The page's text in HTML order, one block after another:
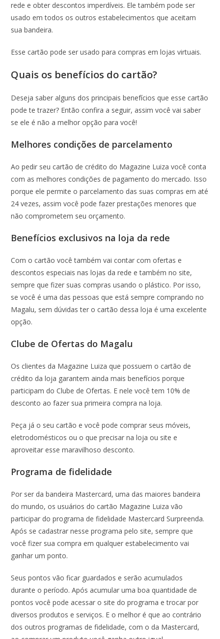
rede e obter descontos imperdíveis. Ele também pode ser
usado em todos os outros estabelecimentos que aceitam
sua bandeira.
Esse cartão pode ser usado para compras em lojas virtuais.
Quais os benefícios do cartão?
Deseja saber alguns dos principais benefícios que esse cartão
pode te trazer? Então confira a seguir, assim você vai saber
se ele é não a melhor opção para você!
Melhores condições de parcelamento
Ao pedir seu cartão de crédito do Magazine Luiza você conta
com as melhores condições de pagamento do mercado. Isso
porque ele permite o parcelamento das suas compras em até
24 vezes, assim você pode fazer prestações menores que
não comprometem seu orçamento.
Benefícios exclusivos na loja da rede
Com o cartão você também vai contar com ofertas e
descontos especiais nas lojas da rede e também no site,
sempre que fizer suas compras usando o plástico. Por isso,
se você é uma das pessoas que está sempre comprando no
Magalu, sem dúvidas ter o cartão dessa loja é uma excelente
opção.
Clube de Ofertas do Magalu
Os clientes da Magazine Luiza que possuem o cartão de
crédito da loja garantem ainda mais benefícios porque
participam do Clube de Ofertas. E nele você tem 10% de
desconto ao fazer sua primeira compra na loja.
Peça já o seu cartão e você pode comprar seus móveis,
eletrodomésticos ou o que precisar na loja ou site e
aproveitar esse maravilhoso desconto.
Programa de fidelidade
Por ser da bandeira Mastercard, uma das maiores bandeira
do mundo, os usuários do cartão Magazine Luiza vão
participar do programa de fidelidade Mastercard Surpreenda.
Após se cadastrar nesse programa pelo site, sempre que
você fizer sua compra em qualquer estabelecimento vai
ganhar um ponto.
Seus pontos vão ficar guardados e serão acumulados
durante o período. Após acumular uma boa quantidade de
pontos você pode acessar o site do programa e trocar por
diversos produtos e serviços. E o melhor é que ao contrário
dos outros programas de fidelidade, com o da Mastercard,